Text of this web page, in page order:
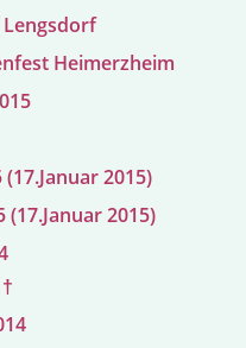
Heimerzheim
2015)
2015)